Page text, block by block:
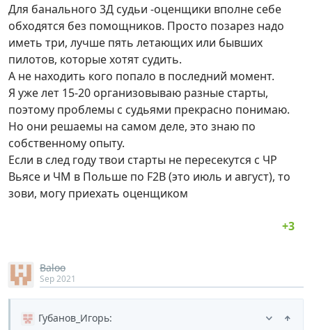
Для банального 3Д судьи -оценщики вполне себе
обходятся без помощников. Просто позарез надо
иметь три, лучше пять летающих или бывших
пилотов, которые хотят судить.
А не находить кого попало в последний момент.
Я уже лет 15-20 организовываю разные старты,
поэтому проблемы с судьями прекрасно понимаю.
Но они решаемы на самом деле, это знаю по
собственному опыту.
Если в след году твои старты не пересекутся с ЧР
Вьясе и ЧМ в Польше по F2B (это июль и август), то
зови, могу приехать оценщиком
Baloo
Sep 2021
Губанов_Игорь: